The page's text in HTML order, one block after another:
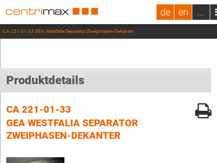
de en ...
CA 221-01-33 GEA Westfalia Separator Zweiphasen-Dekanter
Produktdetails
CA 221-01-33
GEA WESTFALIA SEPARATOR
ZWEIPHASEN-DEKANTER